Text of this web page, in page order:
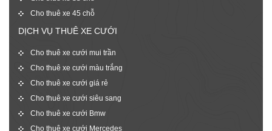
Cho thuê xe 45 chỗ
DỊCH VỤ THUÊ XE CƯỚI
Cho thuê xe cưới mui trần
Cho thuê xe cưới màu trắng
Cho thuê xe cưới giá rẻ
Cho thuê xe cưới siêu sang
Cho thuê xe cưới Bmw
Cho thuê xe cưới Mercedes